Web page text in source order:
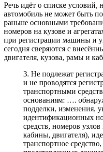
Речь идёт о списке условий,
автомобиль не может быть
раньше основными
номеров на кузове и
при регистрации машины и
сегодня сверяются с
двигателя, кузова, рамы и
3. Не подлежат
и не проводятся
транспортными
основаниям: ….
подделки, изменения,
идентификационных
средств, номеров
кабины, двигателя),
транспортное